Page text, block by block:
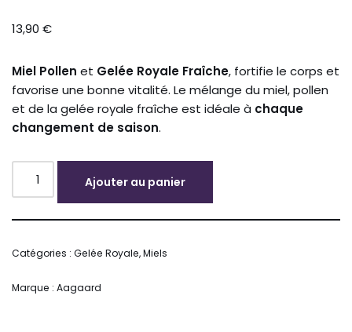
13,90 €
Miel Pollen et Gelée Royale Fraîche, fortifie le corps et
favorise une bonne vitalité. Le mélange du miel, pollen
et de la gelée royale fraîche est idéale à chaque
changement de saison.
Ajouter au panier
Catégories : Gelée Royale,Miels
Marque : Aagaard